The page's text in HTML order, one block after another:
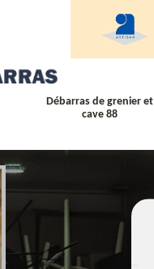
Débarras de grenier et
cave 88
Débarras
d'appartement 88